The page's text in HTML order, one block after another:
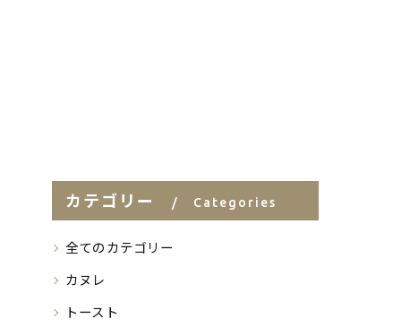
カテゴリー Categories
全てのカテゴリー
カヌレ
トースト